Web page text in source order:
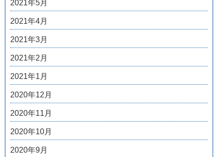
2021年5月
2021年4月
2021年3月
2021年2月
2021年1月
2020年12月
2020年11月
2020年10月
2020年9月